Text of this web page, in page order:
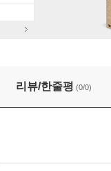
Bill Evans Album
리뷰/한줄평 (0/0)